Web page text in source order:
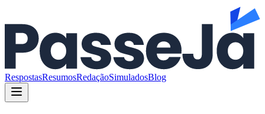
RespostasResumosRedaçãoSimuladosBlog